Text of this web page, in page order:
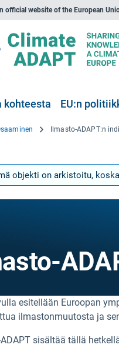
official website of the European
kohteesta EU:n
Ilmasto-ADAPT:n
objekti on arkistoitu,
esitellään Euroopan
ilmastonmuutosta ja
sisältää tällä